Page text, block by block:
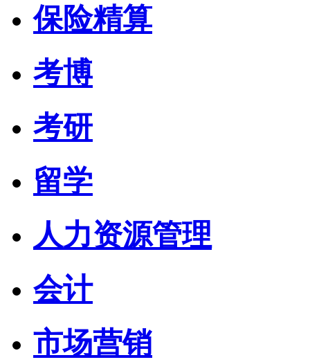
保险精算
考博
考研
留学
人力资源管理
会计
市场营销